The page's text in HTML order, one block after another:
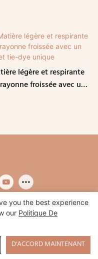
légère et respirante
froissée avec un
you the best experience
our Politique De
D'ACCORD MAINTENANT